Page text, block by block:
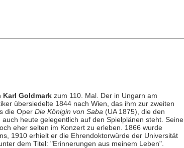
Karl Goldmarkzum 110. Mal. Der in Ungarn am
übersiedelte 1844 nach Wien, das ihm zur zweiten
die Oper Die Königin von Saba (UA 1875), die den
heute gelegentlich auf den Spielplänen steht. Seine
eher selten im Konzert zu erleben. 1866 wurde
1910 erhielt er die Ehrendoktorwürde der Universität
dem Titel: "Erinnerungen aus meinem Leben".